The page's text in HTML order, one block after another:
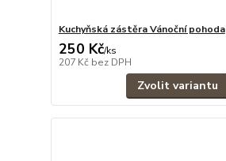
Kuchyňská zástěra Vánoční pohoda
250 Kč/ks
207 Kč bez DPH
Zvolit variantu